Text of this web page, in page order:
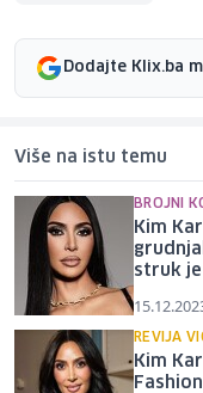
Dodajte Klix.ba
Više na istu temu
BROJNI
Kim
struk
REVIJA
Kim